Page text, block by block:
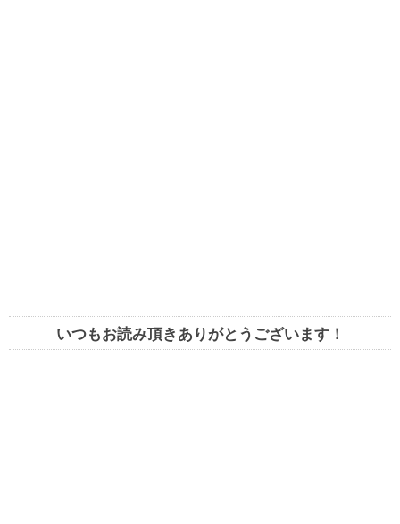
いつもお読み頂きありがとうございます！